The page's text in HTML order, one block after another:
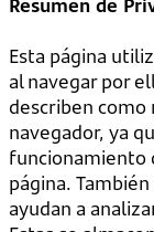
Resumen de
Esta página
al navegar por
describen como
navegador, ya
funcionamiento
página.
ayudan a